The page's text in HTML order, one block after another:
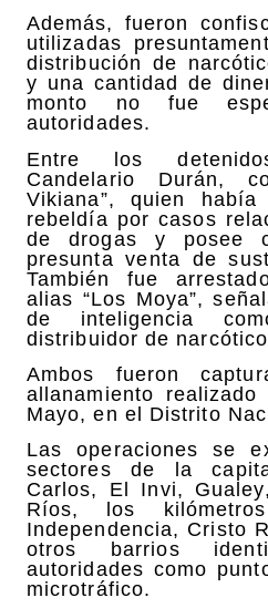
Además, fueron
utilizadas
distribución de
y una cantidad de
monto no fue
autoridades.
Entre los
Candelario Durán,
Vikiana”, quien
rebeldía por casos
de drogas y posee
presunta venta de
También fue
alias “Los Moya”,
de inteligencia
distribuidor de
Ambos fueron
allanamiento
Mayo, en el Distrito
Las operaciones se
sectores de la
Carlos, El Invi,
Ríos, los
Independencia, Cristo
otros barrios
autoridades como
microtráfico.